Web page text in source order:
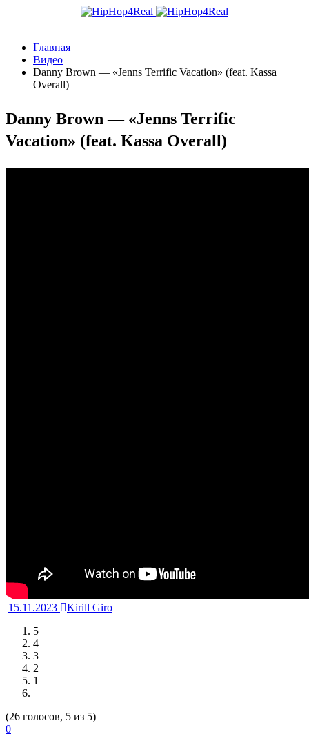
Главная
Видео
Danny Brown — «Jenns Terrific Vacation» (feat. Kassa
Overall)
Danny Brown — «Jenns Terrific
Vacation» (feat. Kassa Overall)
15.11.2023
Kirill Giro
5
4
3
2
1
(26 голосов, 5 из 5)
0